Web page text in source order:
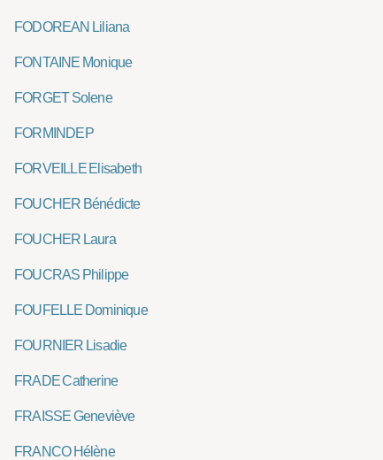
FODOREAN Liliana
FONTAINE Monique
FORGET Solene
FORMINDEP
FORVEILLE Elisabeth
FOUCHER Bénédicte
FOUCHER Laura
FOUCRAS Philippe
FOUFELLE Dominique
FOURNIER Lisadie
FRADE Catherine
FRAISSE Geneviève
FRANCO Hélène